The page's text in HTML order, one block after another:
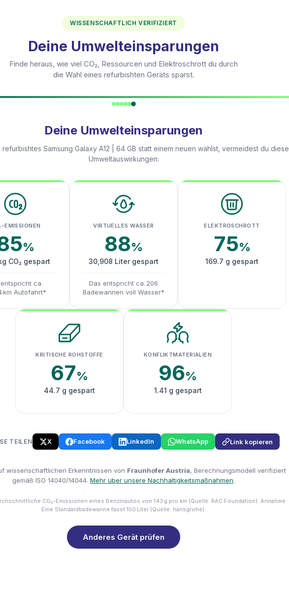
WISSENSCHAFTLICH VERIFIZIERT
Deine Umwelteinsparungen
Finde heraus, wie viel CO₂, Ressourcen und Elektroschrott du durch
die Wahl eines refurbishten Geräts sparst.
Deine Umwelteinsparungen
refurbishtes Samsung Galaxy A12 | 64 GB statt einem neuen wählst, vermeidest du diese
Umweltauswirkungen:
EMISSIONEN
%
CO₂ gespart
ca.
km Autofahrt*
VIRTUELLES WASSER
88%
30,908 Liter gespart
Das entspricht ca. 206
Badewannen voll Wasser*
ELEKTROSCHROTT
75%
169.7 g gespart
KRITISCHE ROHSTOFFE
67%
44.7 g gespart
KONFLIKTMATERIALIEN
96%
1.41 g gespart
TEILEN X Facebook LinkedIn WhatsApp Link kopieren
wissenschaftlichen Erkenntnissen von Fraunhofer Austria, Berechnungsmodell verifiziert
gemäß ISO 14040/14044. Mehr über unsere Nachhaltigkeitsmaßnahmen.
CO₂-Emissionen eines Benzinautos von 143 g pro km (Quelle: RAC Foundation). Annahme:
Eine Standardbadewanne fasst 150 Liter (Quelle: hansgrohe).
Anderes Gerät prüfen